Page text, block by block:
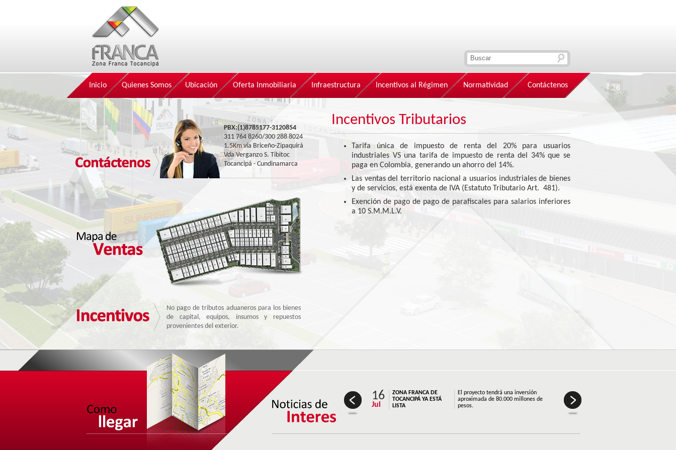
Inicio Quienes Somos Ubicación Oferta Inmobiliaria Infraestructura Incentivos al Régimen Normatividad Contáctenos
PBX:(1)8785177-3120854
311 764 8260/300 288 8024
1.5Km vía Briceño-Zipaquirá
Vda Verganzo S. Tibitoc
Tocancipá - Cundinamarca
Las empresas instaladas y calificadas en la Zona
Franca de Tocancipá se benefician de la
exención parcial del ...
Extraterritorialidad aduanera.
No pago de tributos aduaneros para los bienes
de capital, equipos, insumos y repuestos
provenientes del exterior.
Almacenamiento ilimitado de mercancías
extranjeras sin pago de tributos aduaneros.
Procesamiento parcial de mercancías en el
Territorio Aduanero Nacional, sin pago de
tributos aduaneros.
Agrupación de documentos de transporte en
una sola declaración de importación.
Abastecimiento de mercancías provenientes de
Incentivos Tributarios
Tarifa única de impuesto de renta del 20% para usuarios
industriales VS una tarifa de impuesto de renta del 34% que se
paga en Colombia, generando un ahorro del 14%.
Las ventas del territorio nacional a usuarios industriales de bienes
y de servicios, está exenta de IVA (Estatuto Tributario Art. 481).
Exención de pago de pago de parafiscales para salarios inferiores
a 10 S.M.M.L.V.
16
Jul
ZONA FRANCA DE
TOCANCIPÁ YA ESTÁ
LISTA
El proyecto tendrá una inversión
aproximada de 80.000 millones de
pesos.
26
Oct